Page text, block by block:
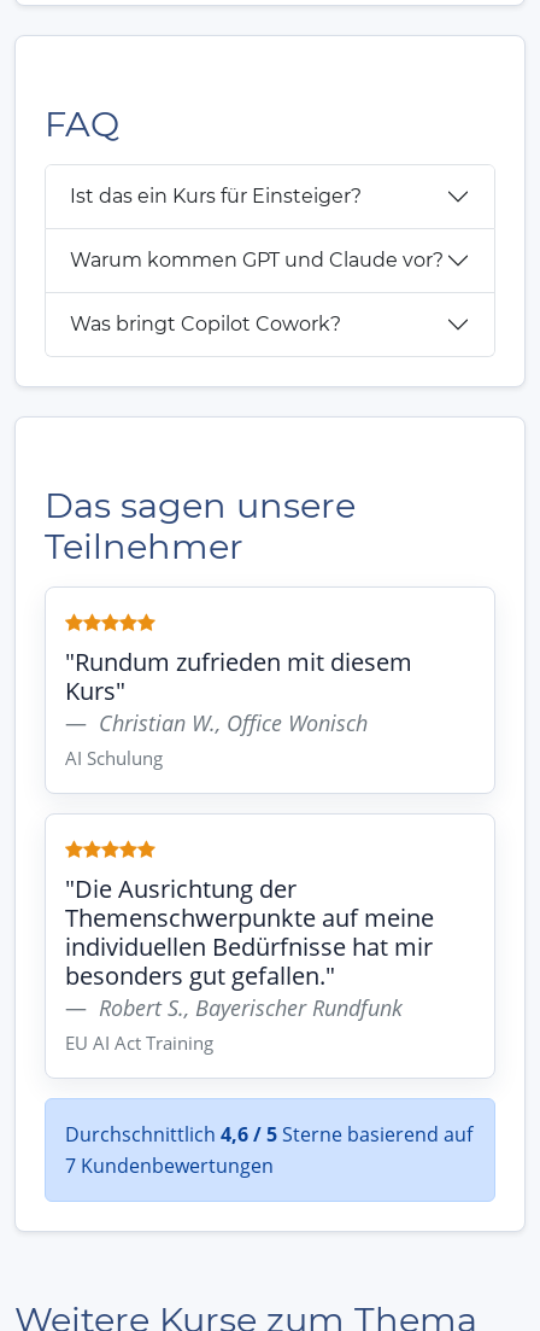
FAQ
Ist das ein Kurs für Einsteiger?
Warum kommen GPT und Claude vor?
Was bringt Copilot Cowork?
Das sagen unsere
Teilnehmer
"Rundum zufrieden mit diesem
Kurs"
Christian W., Office Wonisch
AI Schulung
"Die Ausrichtung der
Themenschwerpunkte auf meine
individuellen Bedürfnisse hat mir
besonders gut gefallen."
Robert S., Bayerischer Rundfunk
EU AI Act Training
Durchschnittlich 4,6 / 5Sterne basierend auf
7 Kundenbewertungen
Weitere Kurse zum Thema